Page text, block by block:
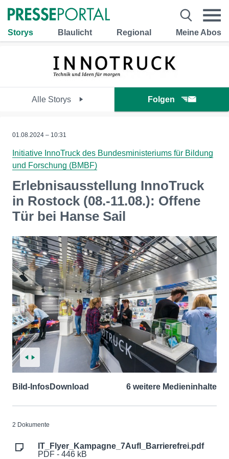
Storys Blaulicht Regional Meine Abos
Alle Storys Folgen
01.08.2024 – 10:31
Initiative InnoTruck des Bundesministeriums für Bildung
und Forschung (BMBF)
Erlebnisausstellung InnoTruck
in Rostock (08.-11.08.): Offene
Tür bei Hanse Sail
Bild-InfosDownload 6 weitere Medieninhalte
2 Dokumente
IT_Flyer_Kampagne_7Aufl_Barrierefrei.pdf
PDF - 446 kB